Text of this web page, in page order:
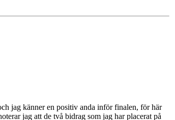
jag känner en positiv anda inför finalen, för här
jag att de två bidrag som jag har placerat på